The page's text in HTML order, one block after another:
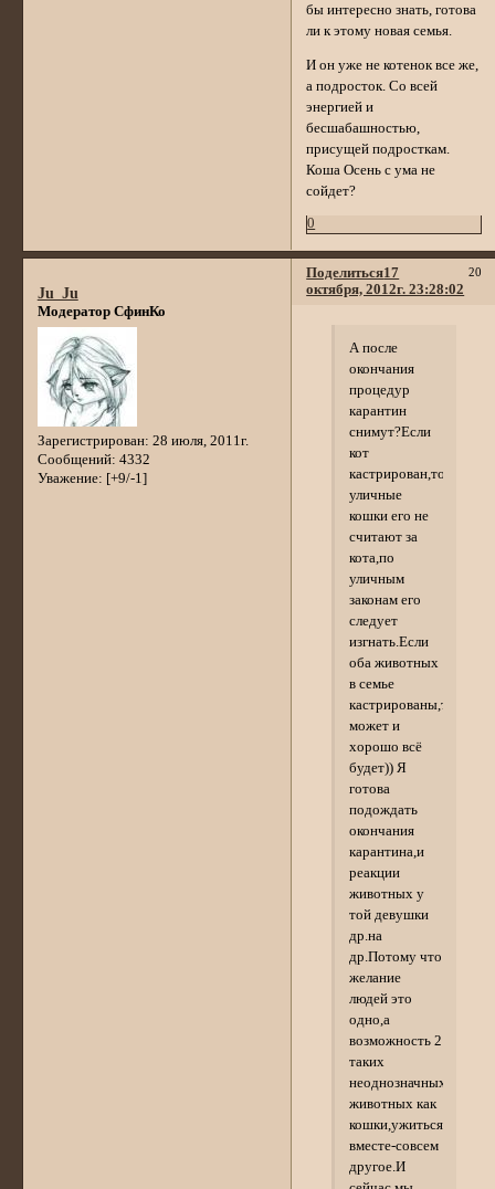
бы интересно знать, готова
ли к этому новая семья.
И он уже не котенок все же,
а подросток. Со всей
энергией и
бесшабашностью,
присущей подросткам.
Коша Осень с ума не
сойдет?
0
Поделиться 20
17
октября, 2012г. 23:28:02
Ju_Ju
Модератор СфинКо
Зарегистрирован: 28 июля, 2011г.
Сообщений: 4332
Уважение: [+9/-1]
А после
окончания
процедур
карантин
снимут?Если
кот
кастрирован,то
уличные
кошки его не
считают за
кота,по
уличным
законам его
следует
изгнать.Если
оба животных
в семье
кастрированы,то
может и
хорошо всё
будет)) Я
готова
подождать
окончания
карантина,и
реакции
животных у
той девушки
др.на
др.Потому что
желание
людей это
одно,а
возможность 2
таких
неоднозначных
животных как
кошки,ужиться
вместе-совсем
другое.И